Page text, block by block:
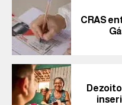
CRAS